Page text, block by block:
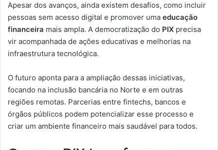
Apesar dos avanços, ainda existem desafios, como incluir
pessoas sem acesso digital e promover uma educação
financeira mais ampla. A democratização do PIX precisa
vir acompanhada de ações educativas e melhorias na
infraestrutura tecnológica.
O futuro aponta para a ampliação dessas iniciativas,
focando na inclusão bancária no Norte e em outras
regiões remotas. Parcerias entre fintechs, bancos e
órgãos públicos podem potencializar esse processo e
criar um ambiente financeiro mais saudável para todos.